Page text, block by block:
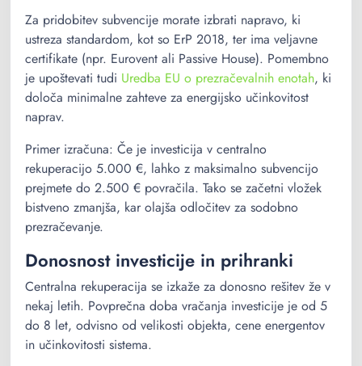
Za pridobitev subvencije morate izbrati napravo, ki
ustreza standardom, kot so ErP 2018, ter ima veljavne
certifikate (npr. Eurovent ali Passive House). Pomembno
je upoštevati tudi Uredba EU o prezračevalnih enotah, ki
določa minimalne zahteve za energijsko učinkovitost
naprav.
Primer izračuna: Če je investicija v centralno
rekuperacijo 5.000 €, lahko z maksimalno subvencijo
prejmete do 2.500 € povračila. Tako se začetni vložek
bistveno zmanjša, kar olajša odločitev za sodobno
prezračevanje.
Donosnost investicije in prihranki
Centralna rekuperacija se izkaže za donosno rešitev že v
nekaj letih. Povprečna doba vračanja investicije je od 5
do 8 let, odvisno od velikosti objekta, cene energentov
in učinkovitosti sistema.